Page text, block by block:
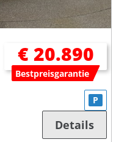
€ 20.890
Bestpreisgarantie
P
Details